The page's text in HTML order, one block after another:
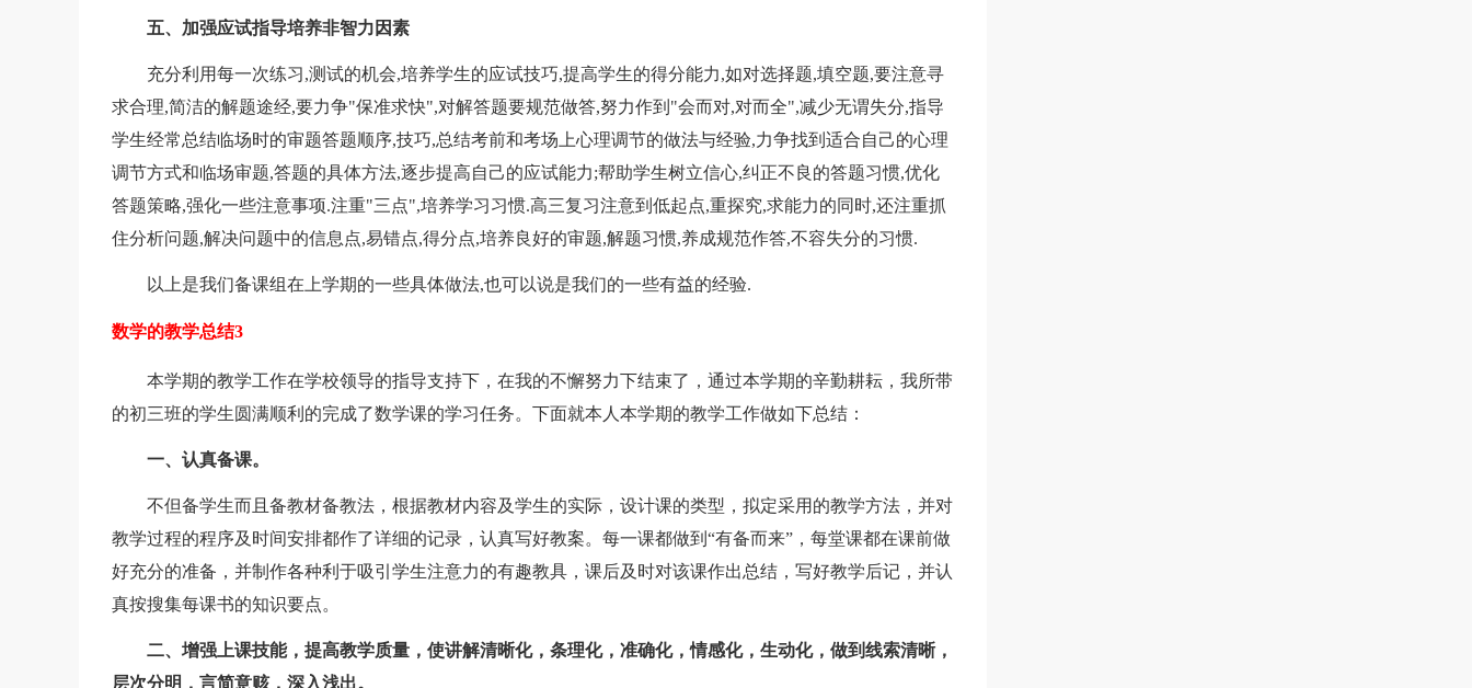
五、加强应试指导培养非智力因素
充分利用每一次练习,测试的机会,培养学生的应试技巧,提高学生的得分能力,如对选择题,填空题,要注意寻
求合理,简洁的解题途经,要力争"保准求快",对解答题要规范做答,努力作到"会而对,对而全",减少无谓失分,指导
学生经常总结临场时的审题答题顺序,技巧,总结考前和考场上心理调节的做法与经验,力争找到适合自己的心理
调节方式和临场审题,答题的具体方法,逐步提高自己的应试能力;帮助学生树立信心,纠正不良的答题习惯,优化
答题策略,强化一些注意事项.注重"三点",培养学习习惯.高三复习注意到低起点,重探究,求能力的同时,还注重抓
住分析问题,解决问题中的信息点,易错点,得分点,培养良好的审题,解题习惯,养成规范作答,不容失分的习惯.
以上是我们备课组在上学期的一些具体做法,也可以说是我们的一些有益的经验.
数学的教学总结3
本学期的教学工作在学校领导的指导支持下，在我的不懈努力下结束了，通过本学期的辛勤耕耘，我所带
的初三班的学生圆满顺利的完成了数学课的学习任务。下面就本人本学期的教学工作做如下总结：
一、认真备课。
不但备学生而且备教材备教法，根据教材内容及学生的实际，设计课的类型，拟定采用的教学方法，并对
教学过程的程序及时间安排都作了详细的记录，认真写好教案。每一课都做到“有备而来”，每堂课都在课前做
好充分的准备，并制作各种利于吸引学生注意力的有趣教具，课后及时对该课作出总结，写好教学后记，并认
真按搜集每课书的知识要点。
二、增强上课技能，提高教学质量，使讲解清晰化，条理化，准确化，情感化，生动化，做到线索清晰，
层次分明，言简意赅，深入浅出。